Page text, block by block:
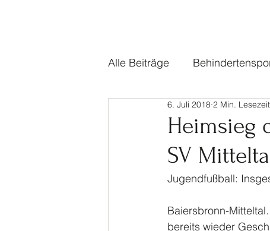
Alle Beiträge
Sinalco Cup 2020
Allgemein Parasport
Heimsieg
SV
6. Juli 2018 2 Min. Lesezeit
Jugendfußball:
Baiersbronn-
bereits wieder